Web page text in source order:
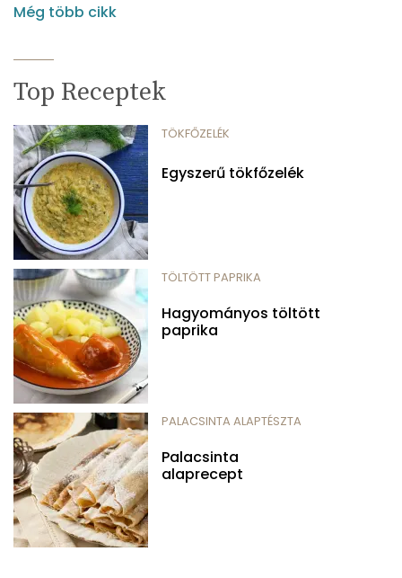
Még több cikk
Top Receptek
TÖKFŐZELÉK
Egyszerű tökfőzelék
TÖLTÖTT PAPRIKA
Hagyományos töltött
paprika
PALACSINTA ALAPTÉSZTA
Palacsinta
alaprecept